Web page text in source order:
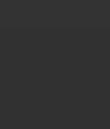
Dr. Ph. Heinrich
Teil der COMPO
sich das
mit Fokus auf